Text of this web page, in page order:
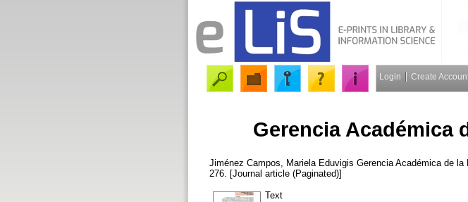
Login Create
Gerencia Académica
Jiménez Campos, Mariela Eduvigis Gerencia Académica de la
276. [Journal article (Paginated)]
Text